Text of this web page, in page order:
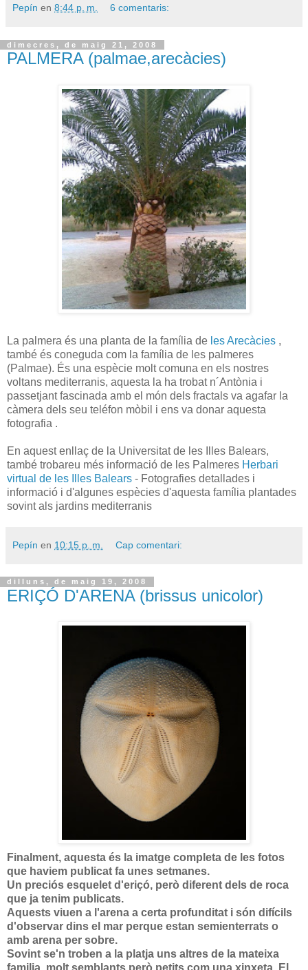
Pepín en 8:44 p. m. 6 comentaris:
dimecres, de maig 21, 2008
PALMERA (palmae,arecàcies)
La palmera és una planta de la família de les Arecàcies ,
també és coneguda com la família de les palmeres
(Palmae). És una espècie molt comuna en els nostres
voltans mediterranis, aquesta la ha trobat n´Antònia i
passetjant fascinada amb el món dels fractals va agafar la
càmera dels seu teléfon mòbil i ens va donar aquesta
fotografia .
En aquest enllaç de la Universitat de les Illes Balears,
també trobareu més informació de les Palmeres Herbari
virtual de les Illes Balears - Fotografies detallades i
informació i d'algunes espècies d'aquesta família plantades
sovint als jardins mediterranis
Pepín en 10:15 p. m. Cap comentari:
dilluns, de maig 19, 2008
ERIÇÓ D'ARENA (brissus unicolor)
Finalment, aquesta és la imatge completa de les fotos
que haviem publicat fa unes setmanes.
Un preciós esquelet d'eriçó, però diferent dels de roca
que ja tenim publicats.
Aquests viuen a l'arena a certa profunditat i són difícils
d'observar dins el mar perque estan semienterrats o
amb arena per sobre.
Sovint se'n troben a la platja uns altres de la mateixa